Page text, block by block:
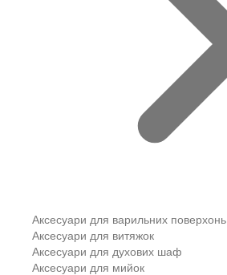
Аксесуари для варильних поверхонь
Аксесуари для витяжок
Аксесуари для духових шаф
Аксесуари для мийок